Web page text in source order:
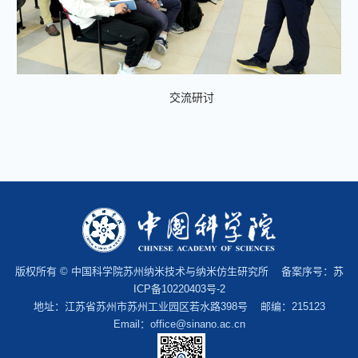
交流研讨
版权所有 © 中国科学院苏州纳米技术与纳米仿生研究所 备案序号： 苏
ICP备10220403号-2
地址：江苏省苏州市苏州工业园区若水路398号 邮编：215123
Email：office@sinano.ac.cn